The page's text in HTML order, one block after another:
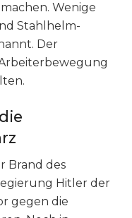
Wenige
Stahlhelm-
Der
Brand des
Hitler der
gegen die